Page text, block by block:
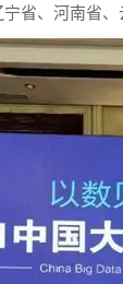
省、河南省